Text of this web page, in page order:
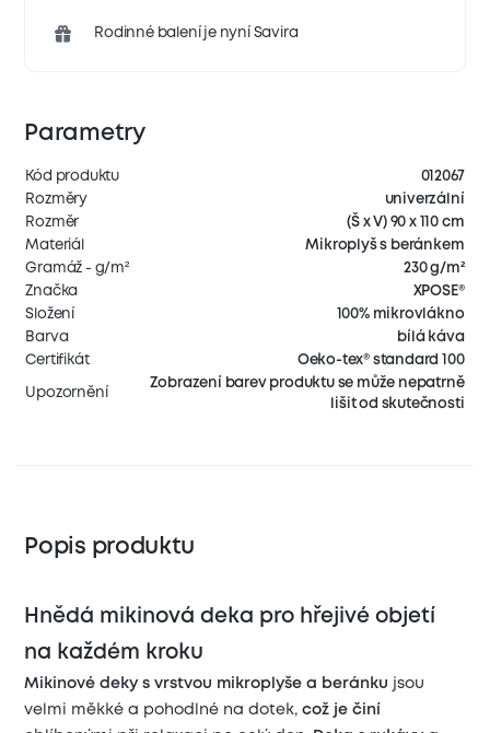
Rodinné balení je nyní Savira
Parametry
Kód produktu
012067
Rozměry
univerzální
Rozměr
(Š x V) 90 x 110 cm
Materiál
Mikroplyš s beránkem
Gramáž - g/m²
230 g/m²
Značka
XPOSE®
Složení
100% mikrovlákno
Barva
bílá káva
Certifikát
Oeko-tex® standard 100
Upozornění
Zobrazení barev produktu se může nepatrně
lišit od skutečnosti
Popis produktu
Hnědá mikinová deka pro hřejivé objetí
na každém kroku
Mikinové deky s vrstvou mikroplyše a beránku jsou
velmi měkké a pohodlné na dotek,což je činí